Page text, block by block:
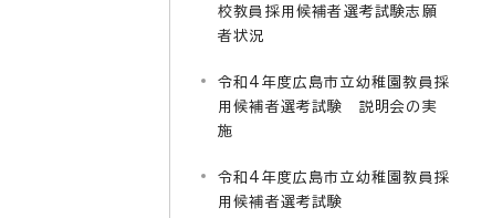
校教員採用候補者選考試験志願
者状況
令和4年度広島市立幼稚園教員採
用候補者選考試験 説明会の実
施
令和4年度広島市立幼稚園教員採
用候補者選考試験